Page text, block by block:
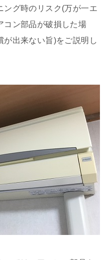
ング時のリスク(万が一エ
コン部品が破損した場
が出来ない旨)をご説明し